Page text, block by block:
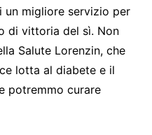
un migliore servizio per
di vittoria del sì. Non
Salute Lorenzin, che
lotta al diabete e il
potremmo curare